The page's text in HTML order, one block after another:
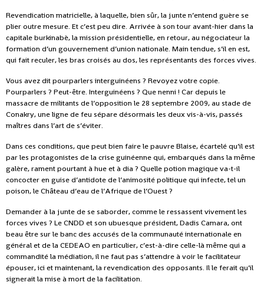
Revendication matricielle, à laquelle, bien sûr, la junte n’entend guère se
plier outre mesure. Et c’est peu dire. Arrivée à son tour avant-hier dans la
capitale burkinabè, la mission présidentielle, en retour, au négociateur la
formation d’un gouvernement d’union nationale. Main tendue, s’il en est,
qui fait reculer, les bras croisés au dos, les représentants des forces vives.
Vous avez dit pourparlers interguinéens ? Revoyez votre copie.
Pourparlers ? Peut-être. Interguinéens ? Que nenni ! Car depuis le
massacre de militants de l’opposition le 28 septembre 2009, au stade de
Conakry, une ligne de feu sépare désormais les deux vis-à-vis, passés
maîtres dans l’art de s’éviter.
Dans ces conditions, que peut bien faire le pauvre Blaise, écartelé qu’il est
par les protagonistes de la crise guinéenne qui, embarqués dans la même
galère, rament pourtant à hue et à dia ? Quelle potion magique va-t-il
concocter en guise d’antidote de l’animosité politique qui infecte, tel un
poison, le Château d’eau de l’Afrique de l’Ouest ?
Demander à la junte de se saborder, comme le ressassent vivement les
forces vives ? Le CNDD et son ubuesque président, Dadis Camara, ont
beau être sur le banc des accusés de la communauté internationale en
général et de la CEDEAO en particulier, c’est-à-dire celle-là même qui a
commandité la médiation, il ne faut pas s’attendre à voir le facilitateur
épouser, ici et maintenant, la revendication des opposants. Il le ferait qu’il
signerait la mise à mort de la facilitation.